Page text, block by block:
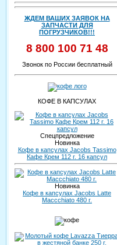
ЖДЕМ ВАШИХ ЗАЯВОК НА
ЗАПЧАСТИ ДЛЯ
ПОГРУЗЧИКОВ!!!
8 800 100 71 48
Звонок по России бесплатный
КОФЕ В КАПСУЛАХ
Спецпредложение
Новинка
Кофе в капсулах Jacobs Tassimo
Кафе Крем 112 г. 16 капсул
Новинка
Кофе в капсулах Jacobs Latte
Maccchiato 480 г.